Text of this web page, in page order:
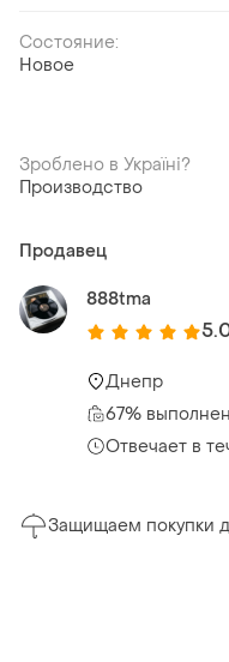
Состояние:
Новое
Зроблено в Україні?
Производство
Продавец
888tma
Днепр
67%
Отвечает в
Защищаем покупки